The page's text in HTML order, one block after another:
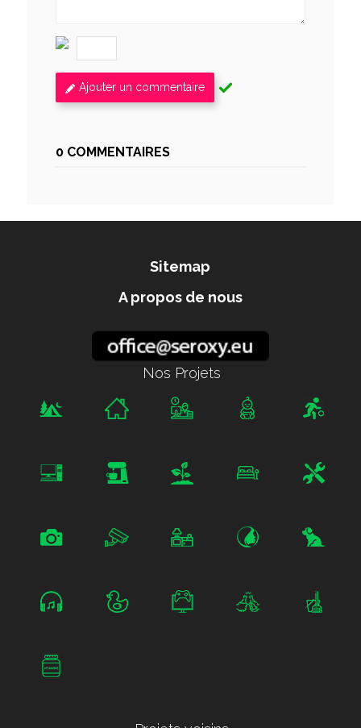
Ajouter un commentaire
0 COMMENTAIRES
Sitemap
A propos de nous
Nos Projets